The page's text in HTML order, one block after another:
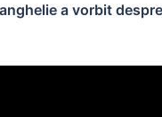
a vorbit